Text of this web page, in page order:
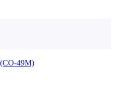
(СО-49М)